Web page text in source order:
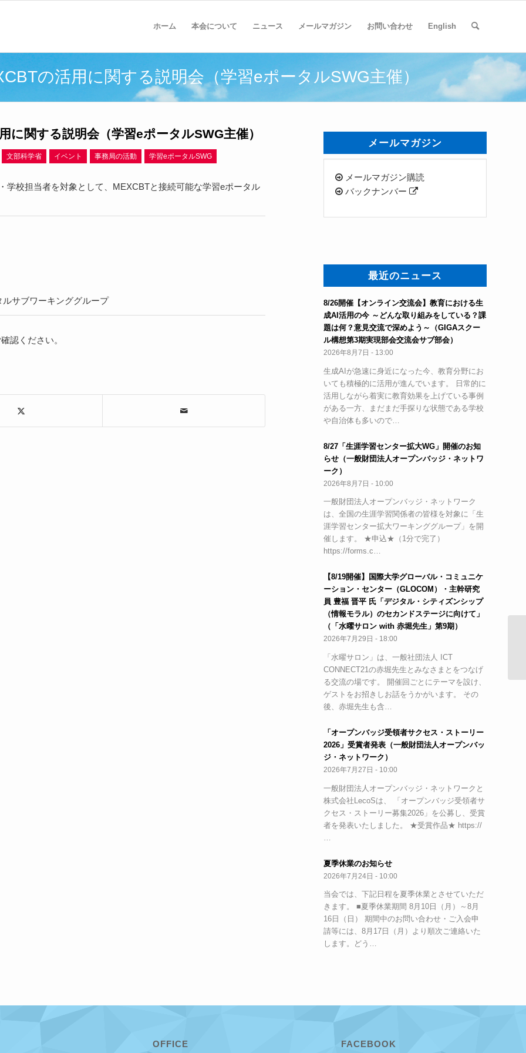
ホーム 本会について ニュース メールマガジン お問い合わせ English
の活用に関する説明会（学習eポータルSWG主催）
に関する説明会（学習eポータルSWG主催）
文部科学省 イベント 事務局の活動 学習eポータルSWG
学校担当者を対象として、MEXCBTと接続可能な学習eポータル
サブワーキンググループ
認ください。
メールマガジン
メールマガジン購読
バックナンバー
最近のニュース
8/26開催【オンライン交流会】教育における生
成AI活用の今 ～どんな取り組みをしている？課
題は何？意見交流で深めよう～（GIGAスクー
ル構想第3期実現部会交流会サブ部会）
2026年8月7日 - 13:00
生成AIが急速に身近になった今、教育分野にお
いても積極的に活用が進んでいます。 日常的に
活用しながら着実に教育効果を上げている事例
がある一方、まだまだ手探りな状態である学校
や自治体も多いので…
8/27「生涯学習センター拡大WG」開催のお知
らせ（一般財団法人オープンバッジ・ネットワ
ーク）
2026年8月7日 - 10:00
一般財団法人オープンバッジ・ネットワーク
は、全国の生涯学習関係者の皆様を対象に「生
涯学習センター拡大ワーキンググループ」を開
催します。 ★申込★（1分で完了）
https://forms.c…
【8/19開催】国際大学グローバル・コミュニケ
ーション・センター（GLOCOM）・主幹研究
員 豊福 晋平 氏「デジタル・シティズンシップ
（情報モラル）のセカンドステージに向けて」
（「水曜サロン with 赤堀先生」第9期）
2026年7月29日 - 18:00
「水曜サロン」は、一般社団法人 ICT
CONNECT21の赤堀先生とみなさまとをつなげ
る交流の場です。 開催回ごとにテーマを設け、
ゲストをお招きしお話をうかがいます。 その
後、赤堀先生も含…
「オープンバッジ受領者サクセス・ストーリー
2026」受賞者発表（一般財団法人オープンバッ
ジ・ネットワーク）
2026年7月27日 - 10:00
一般財団法人オープンバッジ・ネットワークと
株式会社LecoSは、 「オープンバッジ受領者サ
クセス・ストーリー募集2026」を公募し、受賞
者を発表いたしました。 ★受賞作品★ https://
夏季休業のお知らせ
2026年7月24日 - 10:00
当会では、下記日程を夏季休業とさせていただ
きます。 ■夏季休業期間 8月10日（月）～8月
16日（日） 期間中のお問い合わせ・ご入会申
請等には、8月17日（月）より順次ご連絡いた
します。どう…
OFFICE FACEBOOK